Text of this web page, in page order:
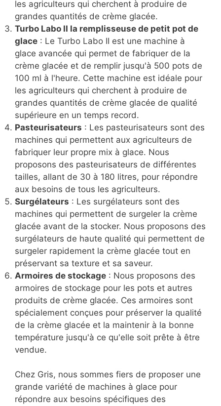
les agriculteurs qui cherchent à produire de
grandes quantités de crème glacée.
Turbo Labo II la remplisseuse de petit pot de
glace : Le Turbo Labo II est une machine à
glace avancée qui permet de fabriquer de la
crème glacée et de remplir jusqu'à 500 pots de
100 ml à l'heure. Cette machine est idéale pour
les agriculteurs qui cherchent à produire de
grandes quantités de crème glacée de qualité
supérieure en un temps record.
Pasteurisateurs : Les pasteurisateurs sont des
machines qui permettent aux agriculteurs de
fabriquer leur propre mix à glace. Nous
proposons des pasteurisateurs de différentes
tailles, allant de 30 à 180 litres, pour répondre
aux besoins de tous les agriculteurs.
Surgélateurs : Les surgélateurs sont des
machines qui permettent de surgeler la crème
glacée avant de la stocker. Nous proposons des
surgélateurs de haute qualité qui permettent de
surgeler rapidement la crème glacée tout en
préservant sa texture et sa saveur.
Armoires de stockage : Nous proposons des
armoires de stockage pour les pots et autres
produits de crème glacée. Ces armoires sont
spécialement conçues pour préserver la qualité
de la crème glacée et la maintenir à la bonne
température jusqu'à ce qu'elle soit prête à être
vendue.
Chez Gris, nous sommes fiers de proposer une
grande variété de machines à glace pour
répondre aux besoins spécifiques des